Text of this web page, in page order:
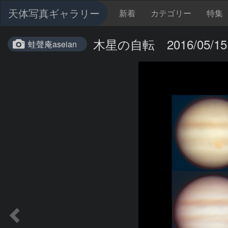
天体写真ギャラリー 新着 カテゴリー 特集
蛙聲庵aseian 木星の自転 2016/05/15